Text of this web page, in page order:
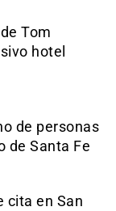
Tom
hotel
de personas
de Santa Fe
cita en San